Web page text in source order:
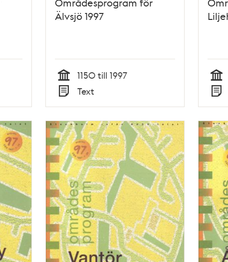
Älvsjö 1997
Tid
1150 till 1997
Typ
Text Tid
Typ